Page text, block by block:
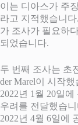
이는 디아스가 주
라고 지적했습니
가 조사가 필요하
되었습니다.
두 번째 조사는 초
der Marel이 시작
2022년 1월 20일
우려를 전달했습
2022년 4월 6일에